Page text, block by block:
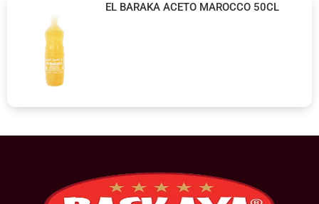
EL BARAKA ACETO MAROCCO 50CL